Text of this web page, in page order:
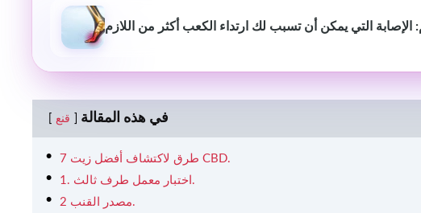
الإصابة التي يمكن أن تسبب لك ارتداء الكعب أكثر من اللازم
في هذه المقالة قنع
7 طرق لاكتشاف أفضل زيت CBD.
1. اختبار معمل طرف ثالث.
2 مصدر القنب.